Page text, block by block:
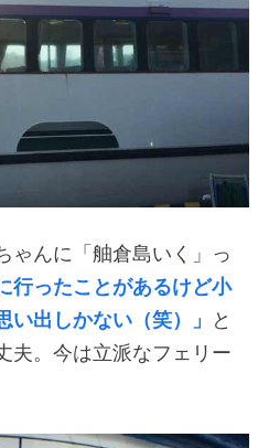
ゃんに「舳倉島いく」っ
行ったことがあるけど小
出しかない（笑）」
と
夫。今は立派なフェリー